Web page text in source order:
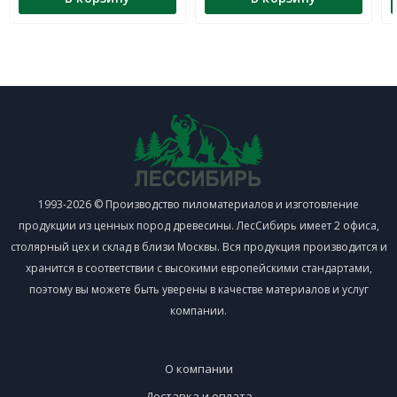
1993-2026 © Производство пиломатериалов и изготовление
продукции из ценных пород древесины. ЛесСибирь имеет 2 офиса,
столярный цех и склад в близи Москвы. Вся продукция производится и
хранится в соответствии с высокими европейскими стандартами,
поэтому вы можете быть уверены в качестве материалов и услуг
компании.
О компании